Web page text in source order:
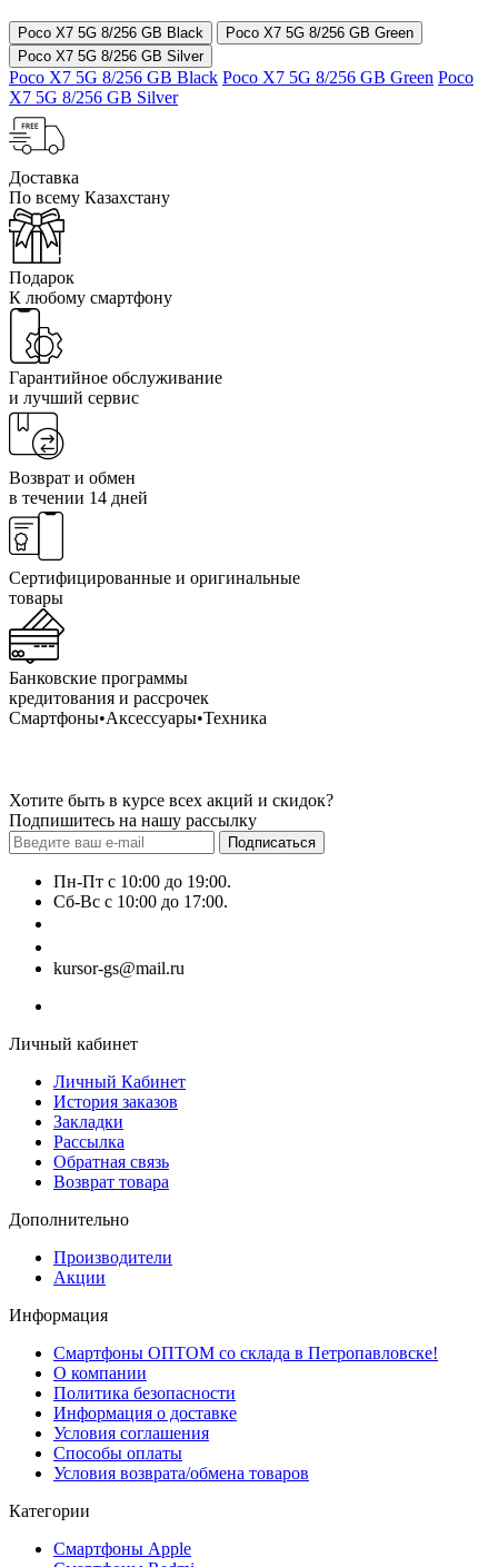
Poco X7 5G 8/256 GB Black
Poco X7 5G 8/256 GB Green
Poco X7 5G 8/256 GB Silver
Poco X7 5G 8/256 GB Black Poco X7 5G 8/256 GB Green Poco
X7 5G 8/256 GB Silver
Доставка
По всему Казахстану
Подарок
К любому смартфону
Гарантийное обслуживание
и лучший сервис
Возврат и обмен
в течении 14 дней
Сертифицированные и оригинальные
товары
Банковские программы
кредитования и рассрочек
Смартфоны•Аксессуары•Техника
Хотите быть в курсе всех акций и скидок?
Подпишитесь на нашу рассылку
Подписаться
Пн-Пт с 10:00 до 19:00.
Сб-Вс с 10:00 до 17:00.
kursor-gs@mail.ru
Личный кабинет
Личный Кабинет
История заказов
Закладки
Рассылка
Обратная связь
Возврат товара
Дополнительно
Производители
Акции
Информация
Смартфоны ОПТОМ со склада в Петропавловске!
О компании
Политика безопасности
Информация о доставке
Условия соглашения
Способы оплаты
Условия возврата/обмена товаров
Категории
Смартфоны Apple